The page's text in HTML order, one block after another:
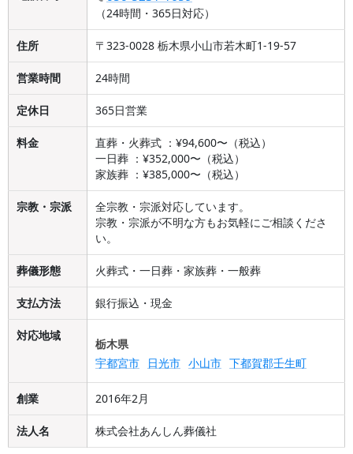
（24時間・365日対応）
住所 〒323-0028 栃木県小山市若木町1-19-57
営業時間 24時間
定休日 365日営業
料金
直葬・火葬式 ：¥94,600〜（税込）
一日葬 ：¥352,000〜（税込）
家族葬 ：¥385,000〜（税込）
宗教・宗派
全宗教・宗派対応しています。
宗教・宗派が不明な方もお気軽にご相談くださ
い。
葬儀形態 火葬式・一日葬・家族葬・一般葬
支払方法 銀行振込・現金
対応地域
栃木県
宇都宮市
日光市 小山市 下都賀郡壬生町
創業 2016年2月
法人名 株式会社あんしん葬儀社